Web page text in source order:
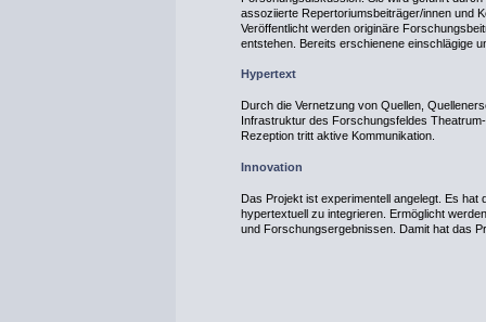
assoziierte Repertoriumsbeiträger/innen und
Veröffentlicht werden originäre
entstehen. Bereits erschienene einschlägige
Hypertext
Durch die Vernetzung von Quellen,
Infrastruktur des Forschungsfeldes
Rezeption tritt aktive Kommunikation.
Innovation
Das Projekt ist experimentell angelegt. Es
hypertextuell zu integrieren. Ermöglicht
und Forschungsergebnissen. Damit hat das